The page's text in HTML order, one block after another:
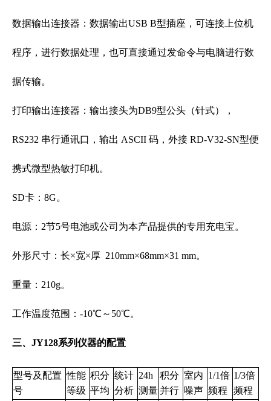
数据输出连接器：数据输出USB B型插座，可连接上位机
程序，进行数据处理，也可直接通过发命令与电脑进行数
据传输。
打印输出连接器：输出接头为DB9型公头（针式），
RS232 串行通讯口，输出 ASCII 码，外接 RD-V32-SN型便
携式微型热敏打印机。
SD卡：8G。
电源：2节5号电池或公司为本产品提供的专用充电宝。
外形尺寸：长×宽×厚 210mm×68mm×31 mm。
重量：210g。
工作温度范围：-10℃～50℃。
三、JY128系列仪器的配置
型号及配置
号
性能
等级
积分
平均
统计
分析
24h
测量
积分
并行
室内
噪声
1/1倍
频程
1/3倍
频程